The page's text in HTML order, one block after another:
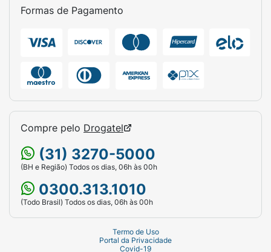
Formas de Pagamento
Compre pelo Drogatel
(31) 3270-5000
(BH e Região) Todos os dias, 06h às 00h
0300.313.1010
(Todo Brasil) Todos os dias, 06h às 00h
Termo de Uso
Portal da Privacidade
Covid-19